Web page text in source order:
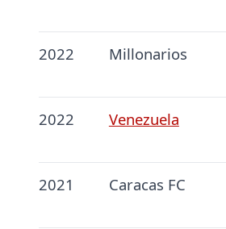
2022 Millonarios
2022 Venezuela
2021 Caracas FC